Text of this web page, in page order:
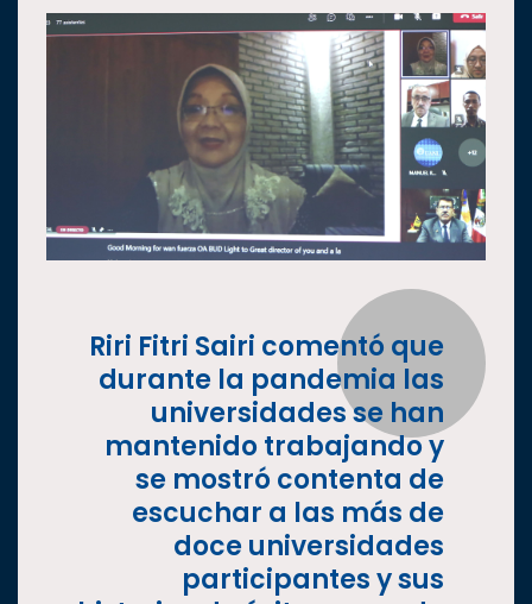
Investigación
Internacionalización
Universiada
Riri Fitri Sairi comentó que
durante la pandemia las
universidades se han
mantenido trabajando y
se mostró contenta de
escuchar a las más de
doce universidades
participantes y sus